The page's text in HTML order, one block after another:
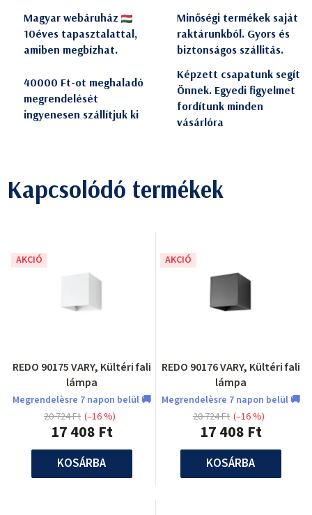
Magyar webáruház
10éves tapasztalattal,
amiben megbízhat.
Minőségi termékek saját
raktárunkból. Gyors és
biztonságos szállitás.
40000 Ft-ot meghaladó
megrendelését
ingyenesen szállítjuk ki
Képzett csapatunk segít
Önnek. Egyedi figyelmet
fordítunk minden
vásárlóra
Kapcsolódó termékek
AKCIÓ
REDO 90175 VARY, Kültéri fali
lámpa
Megrendelèsre 7 napon belül 🚚
17 408 Ft
20 724 Ft (–16 %)
KOSÁRBA
AKCIÓ
REDO 90176 VARY, Kültéri fali
lámpa
Megrendelèsre 7 napon belül 🚚
17 408 Ft
20 724 Ft (–16 %)
KOSÁRBA